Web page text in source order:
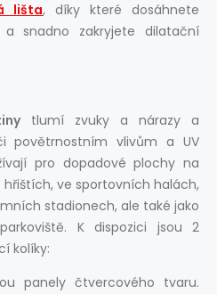
lišta, díky které dosáhnete
a snadno zakryjete dilatační
tlumí zvuky a nárazy a
povětrnostním vlivům a UV
pro dopadové plochy na
ve sportovních halách,
stadionech, ale také jako
K dispozici jsou 2
kolíky:
panely čtvercového tvaru.